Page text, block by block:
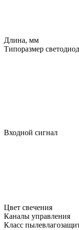
Длина, мм
Типоразмер
Входной сигнал
Цвет свечения
Каналы управления
Класс